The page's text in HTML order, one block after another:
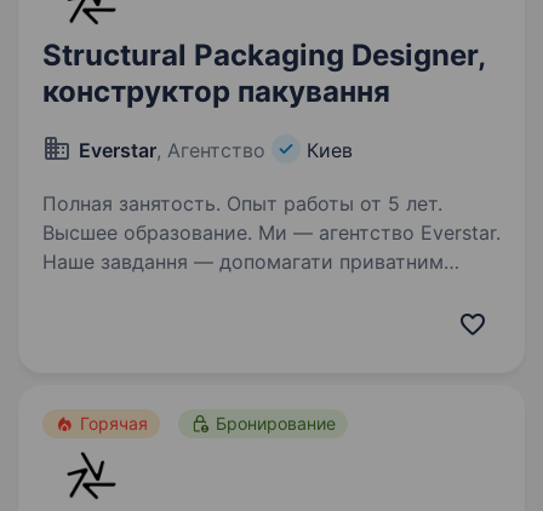
Structural Packaging Designer,
конструктор пакування
Everstar, Агентство Киев
Полная занятость. Опыт работы от 5 лет.
Высшее образование. Ми — агентство Everstar.
Наше завдання — допомагати приватним
талановитих людей та наближати перемогу
Горячая Бронирование